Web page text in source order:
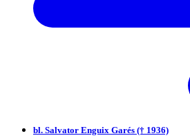
bl. Salvator Enguix Garés († 1936)